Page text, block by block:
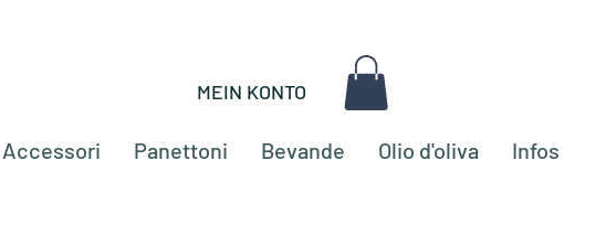
MEIN KONTO
Accessori Panettoni Bevande Olio d'oliva Infos